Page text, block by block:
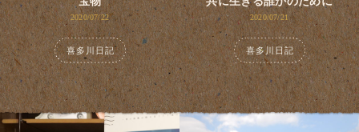
2020/07/22
喜多川日記
2020/07/21
喜多川日記